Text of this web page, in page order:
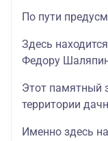
По пути
Здесь
Федору
Этот памятный
территории
Именно здесь